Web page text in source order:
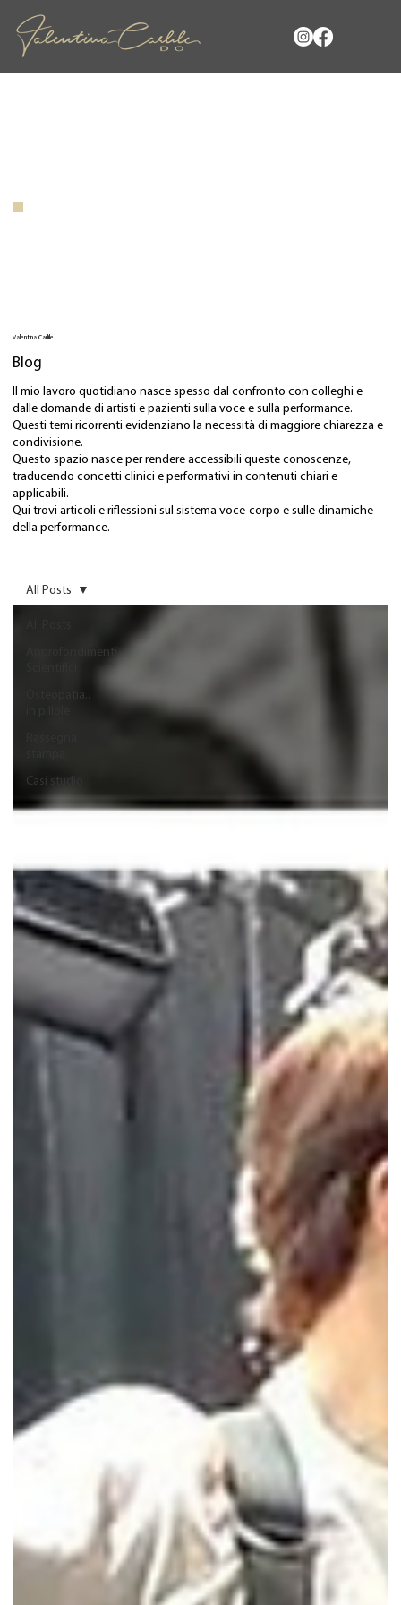
Valentina Carlile
Blog
Il mio lavoro quotidiano nasce spesso dal confronto con colleghi e
dalle domande di artisti e pazienti sulla voce e sulla performance.
Questi temi ricorrenti evidenziano la necessità di maggiore chiarezza e
condivisione.
Questo spazio nasce per rendere accessibili queste conoscenze,
traducendo concetti clinici e performativi in contenuti chiari e
applicabili.
Qui trovi articoli e riflessioni sul sistema voce-corpo e sulle dinamiche
della performance.
Approfondimenti
Osteopatia..
Casi studio
All Posts